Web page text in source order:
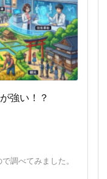
強い！？
調べてみました。